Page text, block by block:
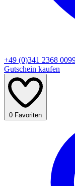
+49 (0)341 2368
Gutschein kaufen
0 Favoriten